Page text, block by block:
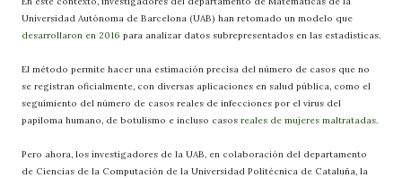
Universidad Autónoma de Barcelona (UAB) han retomado un modelo que
desarrollaron en 2016 para analizar datos subrepresentados en las estadísticas.
El método permite hacer una estimación precisa del número de casos que no
se registran oficialmente, con diversas aplicaciones en salud pública, como el
seguimiento del número de casos reales de infecciones por el virus del
papiloma humano, de botulismo e incluso casos reales de mujeres maltratadas.
Pero ahora, los investigadores de la UAB, en colaboración del departamento
de Ciencias de la Computación de la Universidad Politécnica de Cataluña, la